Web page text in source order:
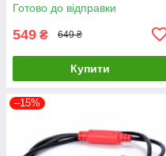
Готово до відправки
549 ₴ 649 ₴
Купити
–15%